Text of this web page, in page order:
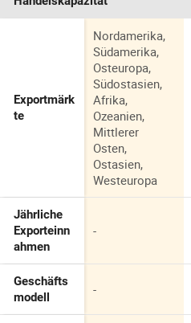
Exportmärk
te
Nordamerika,
Südamerika,
Osteuropa,
Südostasien,
Afrika,
Ozeanien,
Mittlerer
Osten,
Ostasien,
Westeuropa
Jährliche
Exporteinn
ahmen
-
Geschäfts
modell
-